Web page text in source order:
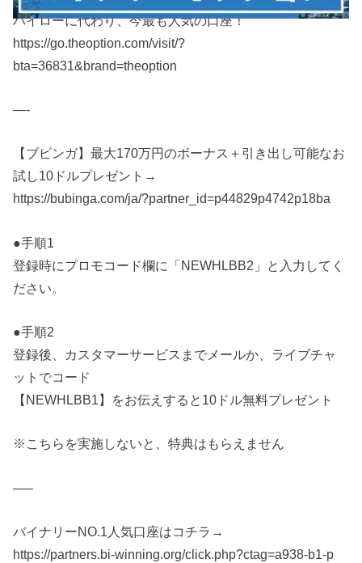
ハイローに代わり、今最も人気の口座！
https://go.theoption.com/visit/?
bta=36831&brand=theoption
—-
【ブビンガ】最大170万円のボーナス＋引き出し可能なお
試し10ドルプレゼント→
https://bubinga.com/ja/?partner_id=p44829p4742p18ba
●手順1
登録時にプロモコード欄に「NEWHLBB2」と入力してく
ださい。
●手順2
登録後、カスタマーサービスまでメールか、ライブチャ
ットでコード
【NEWHLBB1】をお伝えすると10ドル無料プレゼント
※こちらを実施しないと、特典はもらえません
—–
バイナリーNO.1人気口座はコチラ→
https://partners.bi-winning.org/click.php?ctag=a938-b1-p